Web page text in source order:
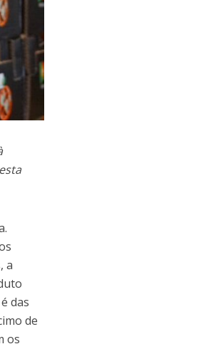
a
das
de
os